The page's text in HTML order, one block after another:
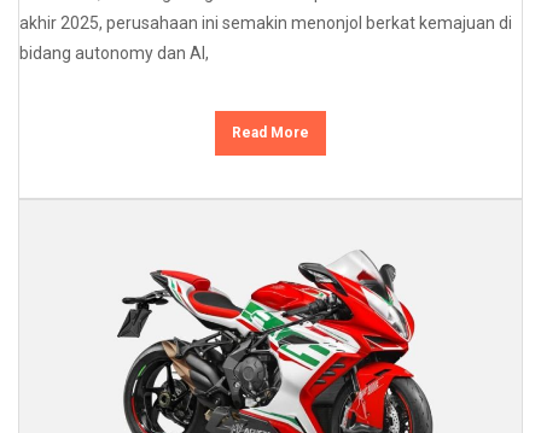
akhir 2025, perusahaan ini semakin menonjol berkat kemajuan di
bidang autonomy dan AI,
Read More